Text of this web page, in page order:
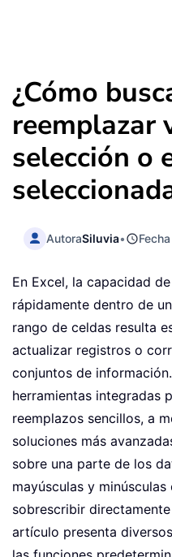
¿Cómo
reemplazar
selección o
AutoraSiluvia•
En Excel, la capacidad
rápidamente dentro de
rango de celdas resulta
actualizar registros o
conjuntos de
herramientas integradas
reemplazos sencillos, a
soluciones más
sobre una parte de los
mayúsculas y
sobrescribir
artículo presenta